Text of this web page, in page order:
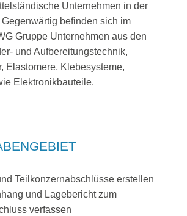
Unternehmen in der
befinden sich im
Gruppe Unternehmen aus den
und Aufbereitungstechnik,
Elastomere, Klebesysteme,
Elektronikbauteile.
Teilkonzernabschlüsse erstellen
und Lagebericht zum
verfassen